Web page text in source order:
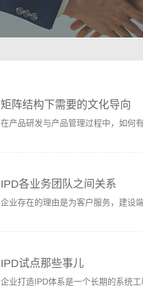
矩阵结构下需要的文化导向
在产品研发与产品管理过程中，如何
IPD各业务团队之间关系
企业存在的理由是为客户服务，建设
IPD试点那些事儿
企业打造IPD体系是一个长期的系统